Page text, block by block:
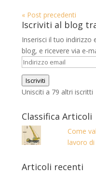
« Post precedenti
Iscriviti al blog
Inserisci il tuo indirizzo
blog, e ricevere via e-
Indirizzo
email
Iscriviti
Unisciti a 79 altri iscritti
Classifica Articoli
Come
lavoro di
Articoli recenti